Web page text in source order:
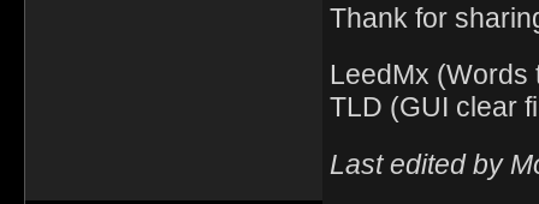
Thank for
LeedMx (Words
TLD (GUI clear
Last edited by